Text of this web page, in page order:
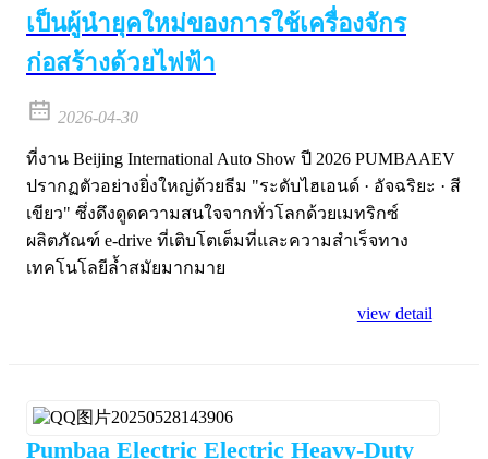
เป็นผู้นำยุคใหม่ของการใช้เครื่องจักร
ก่อสร้างด้วยไฟฟ้า
2026-04-30
ที่งาน Beijing International Auto Show ปี 2026 PUMBAAEV
ปรากฏตัวอย่างยิ่งใหญ่ด้วยธีม "ระดับไฮเอนด์ · อัจฉริยะ · สี
เขียว" ซึ่งดึงดูดความสนใจจากทั่วโลกด้วยเมทริกซ์
ผลิตภัณฑ์ e-drive ที่เติบโตเต็มที่และความสำเร็จทาง
เทคโนโลยีล้ำสมัยมากมาย
view detail
Pumbaa Electric Electric Heavy-Duty